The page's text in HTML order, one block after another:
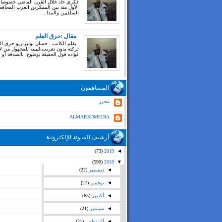
فكري حاد خلال القرن الماضي
الأول منه بين المفكرين العرب
السلفيين والمدا...
مقال :حرق العلم
بقلم الكاتب : حسان بوليزاريو حرق
تركته بدون تعريب،ليبنيه للمجهول من
فؤاده قول الحقيقة بوضوح. بالصدفة أو
المساهمون
محرر
ALMARSDMEDIA
أرشيف المدونة الإلكترونية
◄
2019
(73)
▼
2018
(590)
◄ ديسمبر (22)
◄ نوفمبر (27)
◄ أكتوبر (65)
◄ سبتمبر (21)